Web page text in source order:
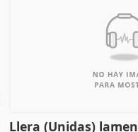
Llera (Unidas)